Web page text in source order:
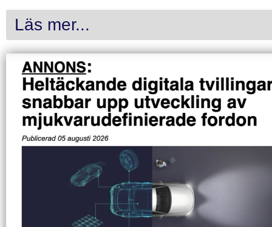
Läs mer...